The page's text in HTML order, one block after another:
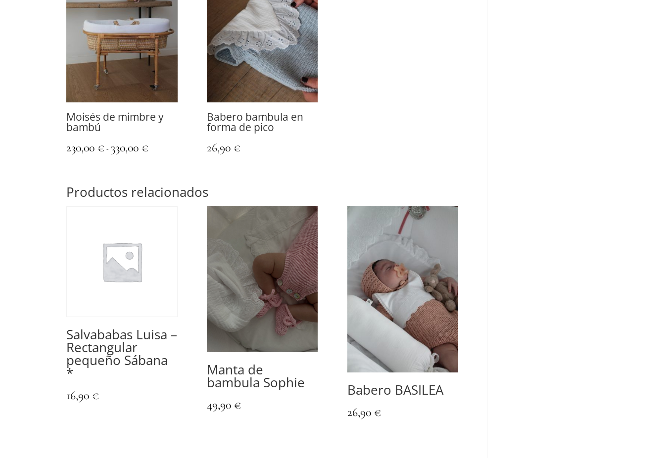
Moisés de mimbre y
bambú
230,00 € - 330,00 €
230,00 €
hasta
Babero bambula en
forma de pico
26,90 €
Productos relacionados
Salvababas Luisa –
Rectangular
pequeño Sábana
*
16,90 €
Manta de
bambula Sophie
49,90 €
Babero BASILEA
26,90 €